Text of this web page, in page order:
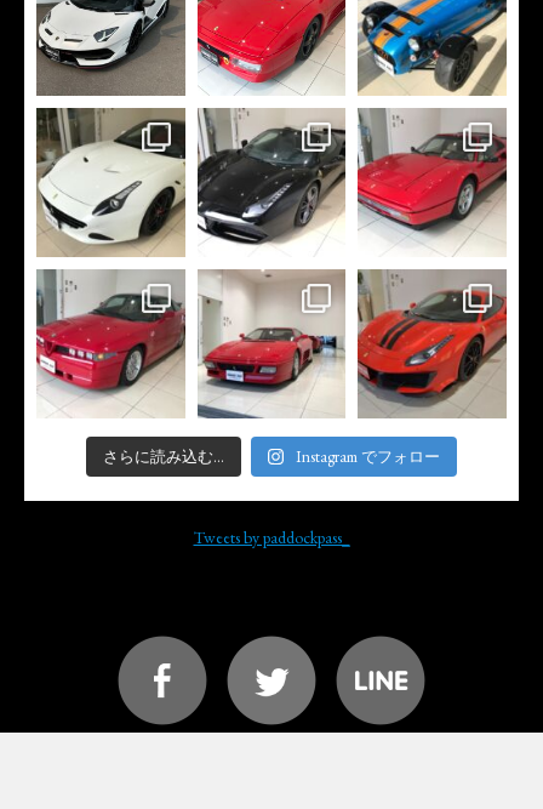
さらに読み込む... Instagram でフォロー
Tweets by paddockpass_